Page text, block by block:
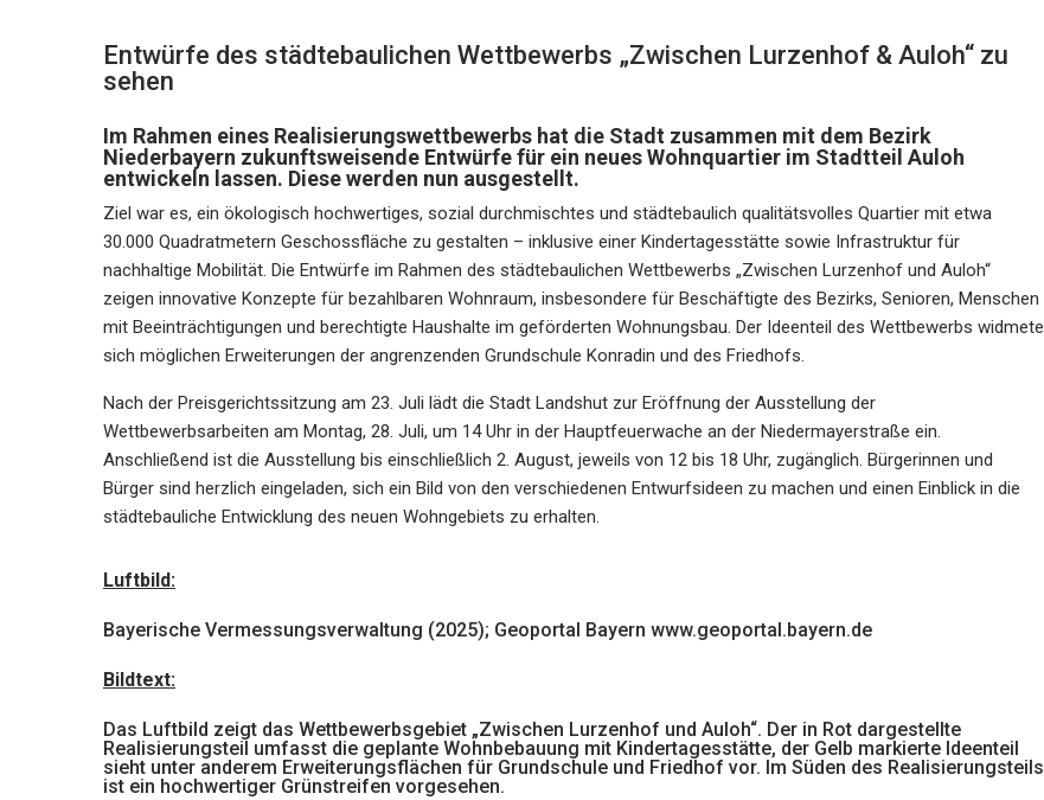
Entwürfe des städtebaulichen Wettbewerbs „Zwischen Lurzenhof & Auloh“ zu
sehen
Im Rahmen eines Realisierungswettbewerbs hat die Stadt zusammen mit dem Bezirk
Niederbayern zukunftsweisende Entwürfe für ein neues Wohnquartier im Stadtteil Auloh
entwickeln lassen. Diese werden nun ausgestellt.
Ziel war es, ein ökologisch hochwertiges, sozial durchmischtes und städtebaulich qualitätsvolles Quartier mit etwa
30.000 Quadratmetern Geschossfläche zu gestalten – inklusive einer Kindertagesstätte sowie Infrastruktur für
nachhaltige Mobilität. Die Entwürfe im Rahmen des städtebaulichen Wettbewerbs „Zwischen Lurzenhof und Auloh“
zeigen innovative Konzepte für bezahlbaren Wohnraum, insbesondere für Beschäftigte des Bezirks, Senioren, Menschen
mit Beeinträchtigungen und berechtigte Haushalte im geförderten Wohnungsbau. Der Ideenteil des Wettbewerbs widmete
sich möglichen Erweiterungen der angrenzenden Grundschule Konradin und des Friedhofs.
Nach der Preisgerichtssitzung am 23. Juli lädt die Stadt Landshut zur Eröffnung der Ausstellung der
Wettbewerbsarbeiten am Montag, 28. Juli, um 14 Uhr in der Hauptfeuerwache an der Niedermayerstraße ein.
Anschließend ist die Ausstellung bis einschließlich 2. August, jeweils von 12 bis 18 Uhr, zugänglich. Bürgerinnen und
Bürger sind herzlich eingeladen, sich ein Bild von den verschiedenen Entwurfsideen zu machen und einen Einblick in die
städtebauliche Entwicklung des neuen Wohngebiets zu erhalten.
Luftbild:
Bayerische Vermessungsverwaltung (2025); Geoportal Bayern www.geoportal.bayern.de
Bildtext:
Das Luftbild zeigt das Wettbewerbsgebiet „Zwischen Lurzenhof und Auloh“. Der in Rot dargestellte
Realisierungsteil umfasst die geplante Wohnbebauung mit Kindertagesstätte, der Gelb markierte Ideenteil
sieht unter anderem Erweiterungsflächen für Grundschule und Friedhof vor. Im Süden des Realisierungsteils
ist ein hochwertiger Grünstreifen vorgesehen.